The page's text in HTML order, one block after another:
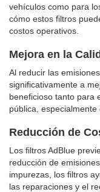
vehículos como para
cómo estos filtros
costos operativos.
Mejora en la
Al reducir las
significativamente a
beneficioso tanto para
pública,
Reducción de
Los filtros AdBlue
reducción de
impurezas, los filtros
las reparaciones y el